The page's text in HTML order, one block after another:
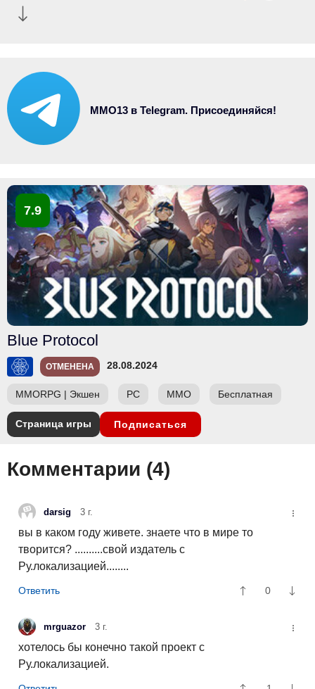
MMO13 в Telegram. Присоединяйся!
7.9
Blue Protocol
ОТМЕНЕНА 28.08.2024
MMORPG | Экшен PC ММО Бесплатная
Страница игры Подписаться
Комментарии (4)
darsig 3 г.
вы в каком году живете. знаете что в мире то
творится? ..........свой издатель с
Ру.локализацией........
0
mrguazor 3 г.
хотелось бы конечно такой проект с
Ру.локализацией.